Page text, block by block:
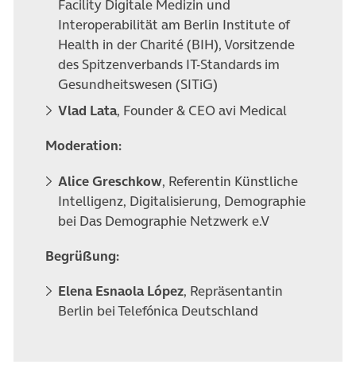
Facility Digitale Medizin und
Interoperabilität am Berlin Institute of
Health in der Charité (BIH), Vorsitzende
des Spitzenverbands IT-Standards im
Gesundheitswesen (SITiG)
Vlad Lata, Founder & CEO avi Medical
Moderation:
Alice Greschkow, Referentin Künstliche
Intelligenz, Digitalisierung, Demographie
bei Das Demographie Netzwerk e.V
Begrüßung:
Elena Esnaola López, Repräsentantin
Berlin bei Telefónica Deutschland